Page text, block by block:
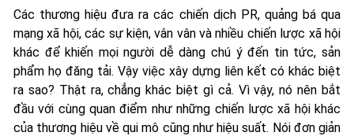
Các thương hiệu đưa ra các chiến dịch PR, quảng bá qua
mạng xã hội, các sự kiện, vân vân và nhiều chiến lược xã hội
khác để khiến mọi người dễ dàng chú ý đến tin tức, sản
phẩm họ đăng tải. Vậy việc xây dựng liên kết có khác biệt
ra sao? Thật ra, chẳng khác biệt gì cả. Vì vậy, nó nên bắt
đầu với cùng quan điểm như những chiến lược xã hội khác
của thương hiệu về qui mô cũng như hiệu suất. Nói đơn giản